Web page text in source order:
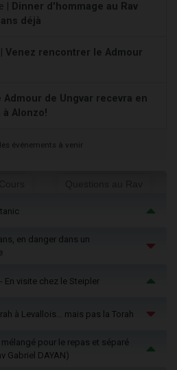
|
Dinner d'hommage au Rav
déjà
Venez rencontrer le Admour
Admour de Ungvar recevra en
à Alonzo!
événements à venir
en danger dans un
En visite chez le Steipler
à Levallois… mais pas la Torah
pour le repas et séparé
Gabriel DAYAN)